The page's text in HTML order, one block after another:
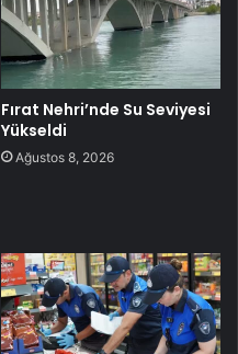
Fırat Nehri’nde Su Seviyesi
Yükseldi
Ağustos 8, 2026